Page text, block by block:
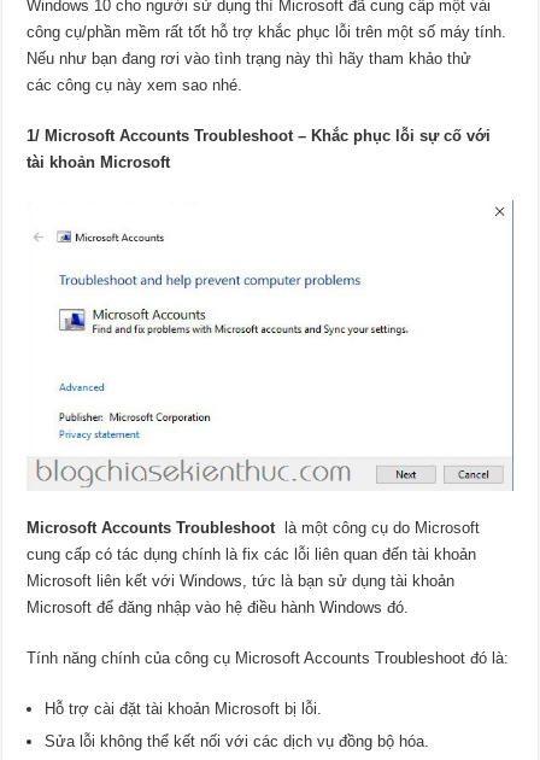
Windows 10 cho người sử dụng thì Microsoft đã cung cấp một vài
công cụ/phần mềm rất tốt hỗ trợ khắc phục lỗi trên một số máy tính.
Nếu như bạn đang rơi vào tình trạng này thì hãy tham khảo thử
các công cụ này xem sao nhé.
1/ Microsoft Accounts Troubleshoot – Khắc phục lỗi sự cố với
tài khoản Microsoft
Microsoft Accounts Troubleshootlà một công cụ do Microsoft
cung cấp có tác dụng chính là fix các lỗi liên quan đến tài khoản
Microsoft liên kết với Windows, tức là bạn sử dụng tài khoản
Microsoft để đăng nhập vào hệ điều hành Windows đó.
Tính năng chính của công cụ Microsoft Accounts Troubleshoot đó là:
Hỗ trợ cài đặt tài khoản Microsoft bị lỗi.
Sửa lỗi không thể kết nối với các dịch vụ đồng bộ hóa.